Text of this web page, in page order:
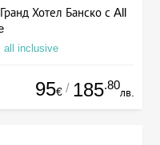
Хотел Банско с All
all inclusive
95€ / 185.80
лв.